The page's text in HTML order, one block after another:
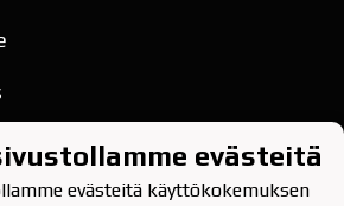
evästeitä
evästeitä käyttökokemuksen